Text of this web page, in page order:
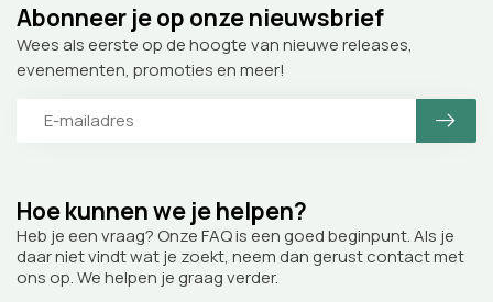
Hoe kunnen we je helpen?
Heb je een vraag? Onze FAQ is een goed beginpunt. Als je
daar niet vindt wat je zoekt, neem dan gerust contact met
ons op. We helpen je graag verder.
Abonneer je op onze nieuwsbrief
Wees als eerste op de hoogte van nieuwe releases,
evenementen, promoties en meer!